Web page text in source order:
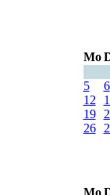
Mo
5
6
12
19
26
Mo